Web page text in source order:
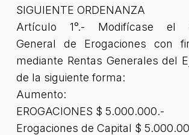
SIGUIENTE ORDENANZA
Artículo 1°.- Modifícase el
General de Erogaciones con
mediante Rentas Generales del
de la siguiente forma:
Aumento:
EROGACIONES $ 5.000.000.-
Erogaciones de Capital $